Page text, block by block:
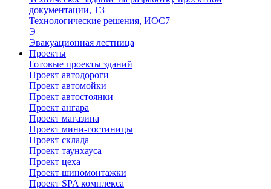
документации, ТЗ
Технологические решения, ИОC7
Э
Эвакуационная лестница
Проекты
Готовые проекты зданий
Проект автодороги
Проект автомойки
Проект автостоянки
Проект ангара
Проект магазина
Проект мини-гостиницы
Проект склада
Проект таунхауса
Проект цеха
Проект шиномонтажки
Проект SPA комплекса